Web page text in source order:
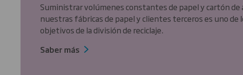
Suministrar volúmenes constantes de papel y cartón de
nuestras fábricas de papel y clientes terceros es uno de
objetivos de la división de reciclaje.
Saber más